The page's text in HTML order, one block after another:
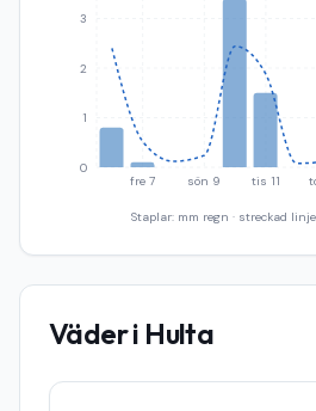
fre 7 sön 9 tis 11
0
1
2
3
Staplar: mm regn · streckad
Väder i Hulta